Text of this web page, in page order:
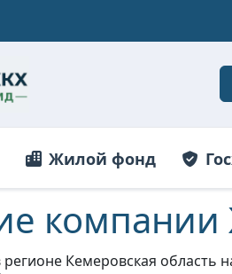
Жилой фонд
компании
Кемеровская